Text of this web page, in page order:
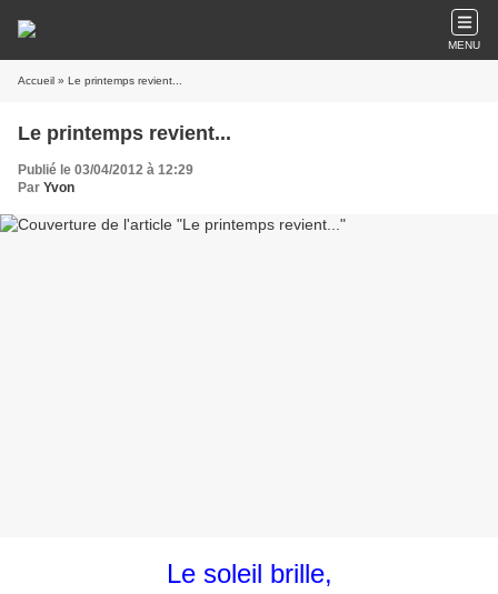
MENU
Accueil » Le printemps revient...
Le printemps revient...
Publié le 03/04/2012 à 12:29
Par Yvon
Le soleil brille,